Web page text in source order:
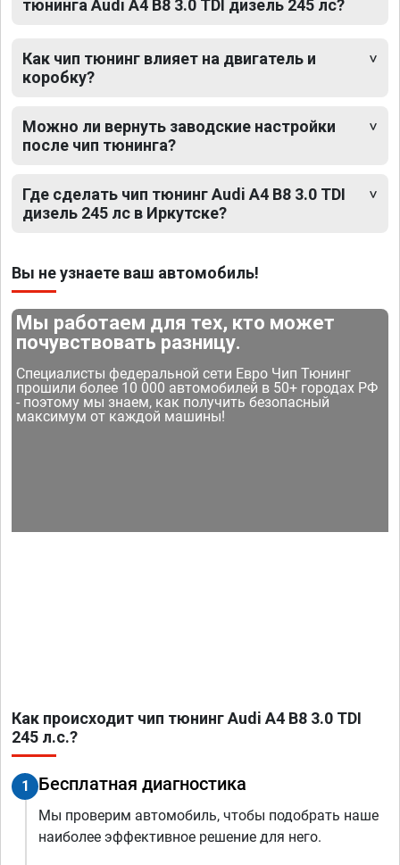
тюнинга Audi A4 B8 3.0 TDI дизель 245 лс?
Как чип тюнинг влияет на двигатель и
коробку?
Можно ли вернуть заводские настройки
после чип тюнинга?
Где сделать чип тюнинг Audi A4 B8 3.0 TDI
дизель 245 лс в Иркутске?
Вы не узнаете ваш автомобиль!
Мы работаем для тех, кто может
почувствовать разницу.
Специалисты федеральной сети Евро Чип Тюнинг
прошили более 10 000 автомобилей в 50+ городах РФ
- поэтому мы знаем, как получить безопасный
максимум от каждой машины!
Как происходит чип тюнинг Audi A4 B8 3.0 TDI
245 л.с.?
1 Бесплатная диагностика
Мы проверим автомобиль, чтобы подобрать наше
наиболее эффективное решение для него.